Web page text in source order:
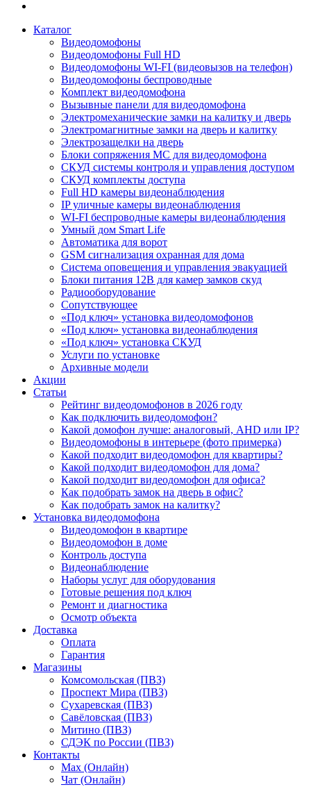
Каталог
Видеодомофоны
Видеодомофоны Full HD
Видеодомофоны WI-FI (видеовызов на телефон)
Видеодомофоны беспроводные
Комплект видеодомофона
Вызывные панели для видеодомофона
Электромеханические замки на калитку и дверь
Электромагнитные замки на дверь и калитку
Электрозащелки на дверь
Блоки сопряжения МС для видеодомофона
СКУД системы контроля и управления доступом
СКУД комплекты доступа
Full HD камеры видеонаблюдения
IP уличные камеры видеонаблюдения
WI-FI беспроводные камеры видеонаблюдения
Умный дом Smart Life
Автоматика для ворот
GSM сигнализация охранная для дома
Cистема оповещения и управления эвакуацией
Блоки питания 12В для камер замков скуд
Радиооборудование
Сопутствующее
«Под ключ» установка видеодомофонов
«Под ключ» установка видеонаблюдения
«Под ключ» установка СКУД
Услуги по установке
Архивные модели
Акции
Статьи
Рейтинг видеодомофонов в 2026 году
Как подключить видеодомофон?
Какой домофон лучше: аналоговый, AHD или IP?
Видеодомофоны в интерьере (фото примерка)
Какой подходит видеодомофон для квартиры?
Какой подходит видеодомофон для дома?
Какой подходит видеодомофон для офиса?
Как подобрать замок на дверь в офис?
Как подобрать замок на калитку?
Установка видеодомофона
Видеодомофон в квартире
Видеодомофон в доме
Контроль доступа
Видеонаблюдение
Наборы услуг для оборудования
Готовые решения под ключ
Ремонт и диагностика
Осмотр объекта
Доставка
Оплата
Гарантия
Магазины
Комсомольская (ПВЗ)
Проспект Мира (ПВЗ)
Сухаревская (ПВЗ)
Савёловская (ПВЗ)
Митино (ПВЗ)
СДЭК по России (ПВЗ)
Контакты
Max (Онлайн)
Чат (Онлайн)